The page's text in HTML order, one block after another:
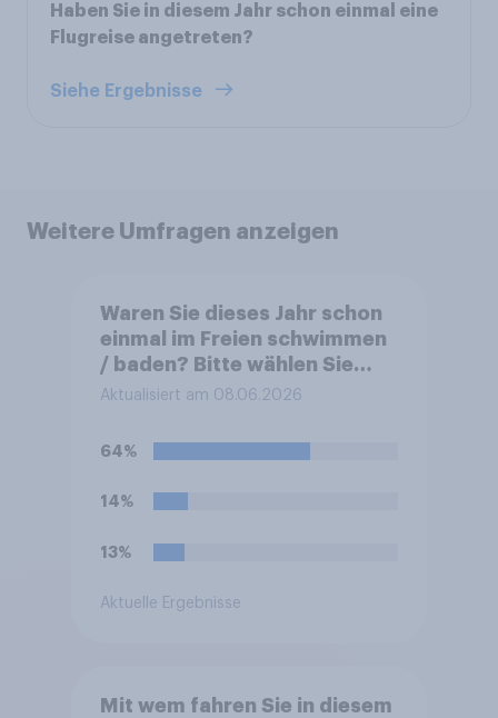
Haben Sie in diesem Jahr schon einmal eine
Flugreise angetreten?
Siehe Ergebnisse
Weitere Umfragen anzeigen
Waren Sie dieses Jahr schon
einmal im Freien schwimmen
/ baden? Bitte wählen Sie
alles Zutreffende aus.
Aktualisiert am 08.06.2026
64%
14%
13%
Aktuelle Ergebnisse
Mit wem fahren Sie in diesem